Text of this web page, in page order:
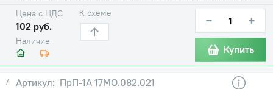
Наличие
Цена с НДС
102 руб.
К схеме − +
Купить
7
ПрП-1А 17МО.082.021